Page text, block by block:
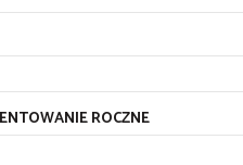
ROCZNE